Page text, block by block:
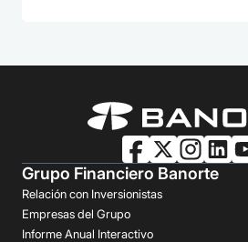
Grupo Financiero Banorte
Relación con Inversionistas
Empresas del Grupo
Informe Anual Interactivo